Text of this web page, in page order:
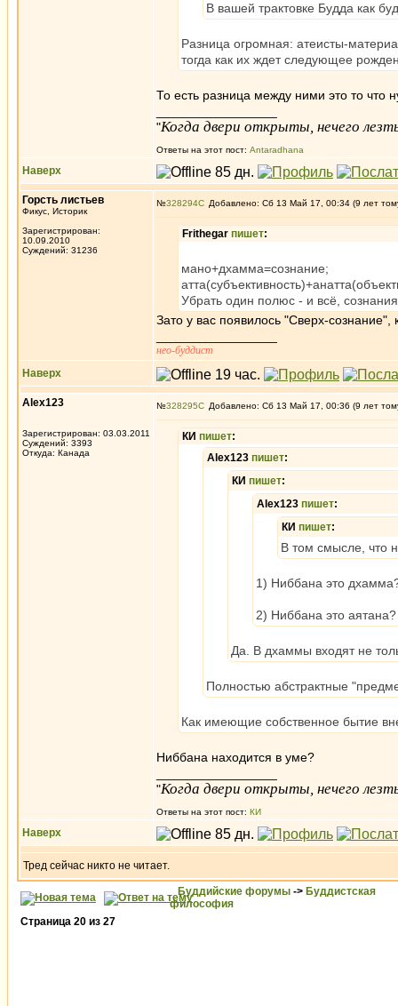
В вашей трактовке Будда как
Разница огромная: атеисты-
тогда как их ждет следующее
То есть разница между ними это то что
"Когда двери открыты, нечего
Ответы на этот пост: Antaradhana
Наверх
Горсть листьев
Фикус, Историк
Зарегистрирован:
10.09.2010
Суждений: 31236
№328294 Добавлено: Сб 13 Май 17, 00:34 (9 лет
Frithegar пишет:
мано+дхамма=сознание;
Убрать один полюс - и всё,
Зато у вас появилось "Сверх-
нео-буддист
Наверх
Alex123
Зарегистрирован: 03.03.2011
Суждений: 3393
Откуда: Канада
№328295 Добавлено: Сб 13 Май 17, 00:36 (9 лет
КИ пишет:
Alex123 пишет:
КИ пишет:
Alex123 пишет:
КИ пишет:
В том смысле, что
1) Ниббана это
2) Ниббана это аятана?
Да. В дхаммы входят не
Полностью абстрактные
Как имеющие собственное бытие
Ниббана находится в уме?
"Когда двери открыты, нечего
Ответы на этот пост: КИ
Наверх
Тред сейчас никто не читает.
Буддийские форумы -> Буддистская
философия
Страница 20 из 27